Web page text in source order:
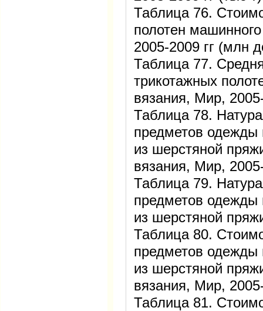
Таблица 76.
полотен
2005-2009 гг (млн
Таблица 77.
трикотажных
вязания, Мир,
Таблица 78.
предметов одежды
из шерстяной
вязания, Мир,
Таблица 79.
предметов одежды
из шерстяной
Таблица 80.
предметов одежды
из шерстяной
вязания, Мир,
Таблица 81.